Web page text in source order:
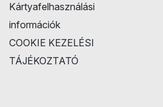
Kártyafelhasználási
információk
COOKIE KEZELÉSI
TÁJÉKOZTATÓ